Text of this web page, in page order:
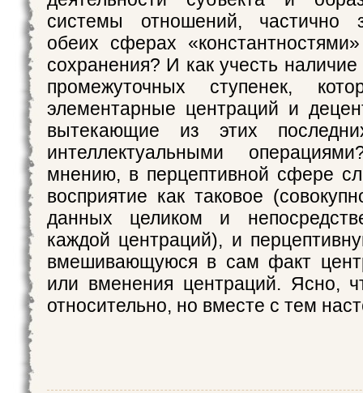
системы отношений, частично
обеих сферах
сохранения? И как учесть
промежуточных ступенек,
элементарные центраций и
вытекающие из этих
интеллектуальными
мнению, в перцептивной сфере
восприятие как таковое
данных целиком и
каждой центраций), и
вмешивающуюся в сам факт
или вменения центраций. Ясно,
относительно, но вместе с тем